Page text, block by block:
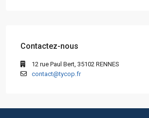
Contactez-nous
12 rue Paul Bert, 35102 RENNES
contact@tycop.fr